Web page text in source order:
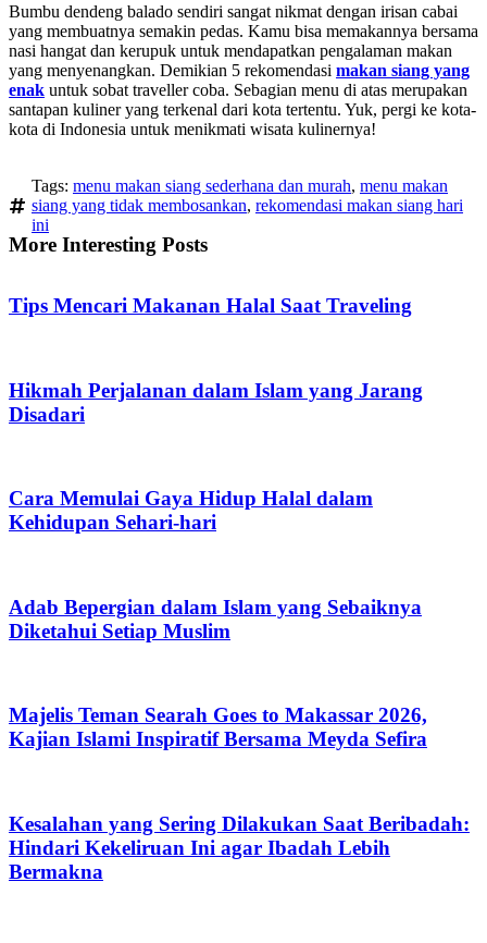
Bumbu dendeng balado sendiri sangat nikmat dengan irisan cabai
yang membuatnya semakin pedas. Kamu bisa memakannya bersama
nasi hangat dan kerupuk untuk mendapatkan pengalaman makan
yang menyenangkan. Demikian 5 rekomendasi makan siang yang
enak untuk sobat traveller coba. Sebagian menu di atas merupakan
santapan kuliner yang terkenal dari kota tertentu. Yuk, pergi ke kota-
kota di Indonesia untuk menikmati wisata kulinernya!
Tags: menu makan siang sederhana dan murah, menu makan
siang yang tidak membosankan, rekomendasi makan siang hari
ini
More Interesting Posts
Tips Mencari Makanan Halal Saat Traveling
Hikmah Perjalanan dalam Islam yang Jarang
Disadari
Cara Memulai Gaya Hidup Halal dalam
Kehidupan Sehari-hari
Adab Bepergian dalam Islam yang Sebaiknya
Diketahui Setiap Muslim
Majelis Teman Searah Goes to Makassar 2026,
Kajian Islami Inspiratif Bersama Meyda Sefira
Kesalahan yang Sering Dilakukan Saat Beribadah:
Hindari Kekeliruan Ini agar Ibadah Lebih
Bermakna